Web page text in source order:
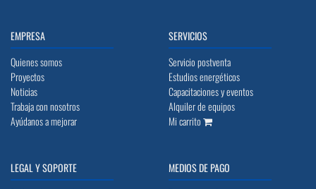
EMPRESA
Quienes somos
Proyectos
Noticias
Trabaja con nosotros
Ayúdanos a mejorar
SERVICIOS
Servicio postventa
Estudios energéticos
Capacitaciones y eventos
Alquiler de equipos
Mi carrito
LEGAL Y SOPORTE
MEDIOS DE PAGO